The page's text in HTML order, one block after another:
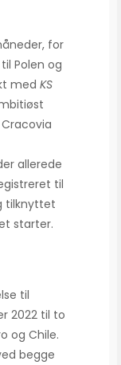
for
Polen og
med KS
allerede
til
tilknyttet
starter.
til
2022 til to
og Chile.
begge